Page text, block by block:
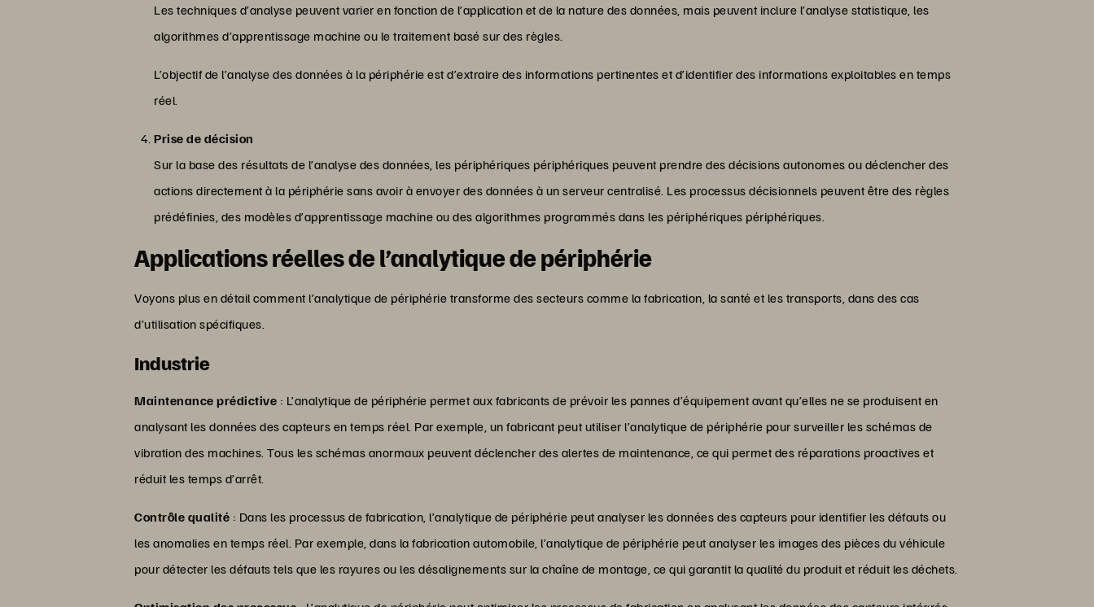
Les techniques d’analyse peuvent varier en fonction de l’application et de la nature des données, mais peuvent inclure l’analyse statistique, les
algorithmes d’apprentissage machine ou le traitement basé sur des règles.
L’objectif de l’analyse des données à la périphérie est d’extraire des informations pertinentes et d’identifier des informations exploitables en temps
réel.
Prise de décision
Sur la base des résultats de l’analyse des données, les périphériques périphériques peuvent prendre des décisions autonomes ou déclencher des
actions directement à la périphérie sans avoir à envoyer des données à un serveur centralisé. Les processus décisionnels peuvent être des règles
prédéfinies, des modèles d’apprentissage machine ou des algorithmes programmés dans les périphériques périphériques.
Applications réelles de l’analytique de périphérie
Voyons plus en détail comment l’analytique de périphérie transforme des secteurs comme la fabrication, la santé et les transports, dans des cas
d’utilisation spécifiques.
Industrie
Maintenance prédictive : L’analytique de périphérie permet aux fabricants de prévoir les pannes d’équipement avant qu’elles ne se produisent en
analysant les données des capteurs en temps réel. Par exemple, un fabricant peut utiliser l’analytique de périphérie pour surveiller les schémas de
vibration des machines. Tous les schémas anormaux peuvent déclencher des alertes de maintenance, ce qui permet des réparations proactives et
réduit les temps d’arrêt.
Contrôle qualité : Dans les processus de fabrication, l’analytique de périphérie peut analyser les données des capteurs pour identifier les défauts ou
les anomalies en temps réel. Par exemple, dans la fabrication automobile, l’analytique de périphérie peut analyser les images des pièces du véhicule
pour détecter les défauts tels que les rayures ou les désalignements sur la chaîne de montage, ce qui garantit la qualité du produit et réduit les déchets.